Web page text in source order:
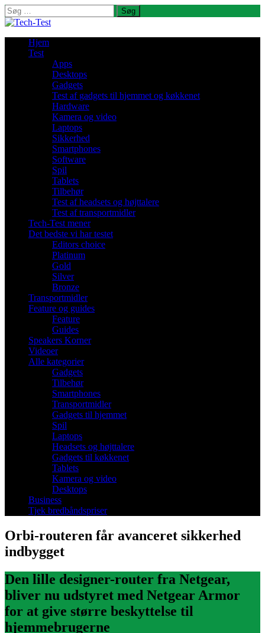
Søg
efter:
Hjem
Test
Apps
Desktops
Gadgets
Test af gadgets til hjemmet og køkkenet
Hardware
Kamera og video
Laptops
Sikkerhed
Smartphones
Software
Spil
Tablets
Tilbehør
Test af headsets og højttalere
Test af transportmidler
Tech-Test mener
Det bedste vi har testet
Editors choice
Platinum
Gold
Silver
Bronze
Transportmidler
Feature og guides
Feature
Guides
Speakers Korner
Videoer
Alle kategorier
Gadgets
Tilbehør
Smartphones
Transportmidler
Gadgets til hjemmet
Spil
Laptops
Headsets og højttalere
Gadgets til køkkenet
Tablets
Kamera og video
Desktops
Business
Tjek bredbåndspriser
Orbi-routeren får avanceret sikkerhed
indbygget
Den lille designer-router fra Netgear,
bliver nu udstyret med Netgear Armor
for at give større beskyttelse til
hjemmebrugerne